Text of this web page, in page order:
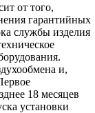
от того,
гарантийных
службы изделия
и,
18 месяцев
установки